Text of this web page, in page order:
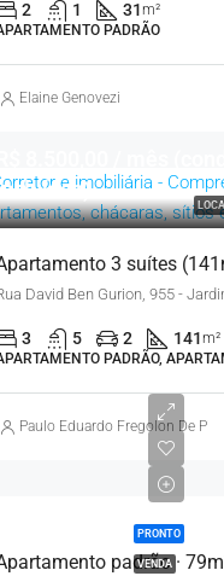
2 1 31m²
PADRÃO
Elaine Genovezi
3 5 2 141m²
PADRÃO,
Paulo Eduardo Fregolon De
PRONTO
VENDA